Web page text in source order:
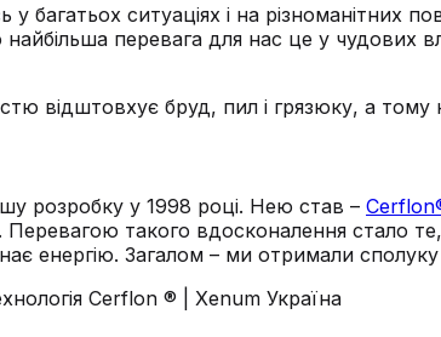
багатьох ситуаціях і на
перевага для нас це у чудових
відштовхує бруд, пил і грязюку, а
розробку у 1998 році. Нею став –
такого вдосконалення стало
енергію. Загалом – ми отримали сполуку